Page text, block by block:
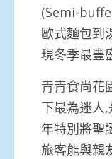
(Semi-
歐式麵包到
現冬季最豐
青青食尚花
下最為迷人
年特別將聖
旅客能與親